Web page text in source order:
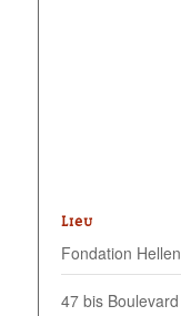
LIEU
Fondation
47 bis